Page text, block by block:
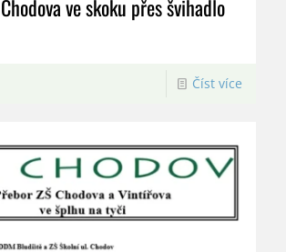
ve skoku přes švihadlo
Číst více